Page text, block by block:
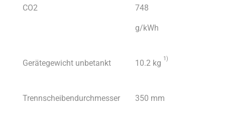
CO2 748
g/kWh
Gerätegewicht unbetankt 10.2 kg 1)
Trennscheibendurchmesser 350 mm